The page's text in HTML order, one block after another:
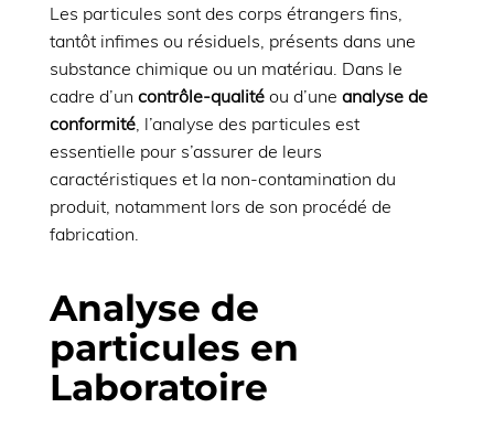
Les particules sont des corps étrangers fins,
tantôt infimes ou résiduels, présents dans une
substance chimique ou un matériau. Dans le
cadre d’un contrôle-qualitéou d’une analyse de
conformité, l’analyse des particules est
essentielle pour s’assurer de leurs
caractéristiques et la non-contamination du
produit, notamment lors de son procédé de
fabrication.
Analyse de
particules en
Laboratoire